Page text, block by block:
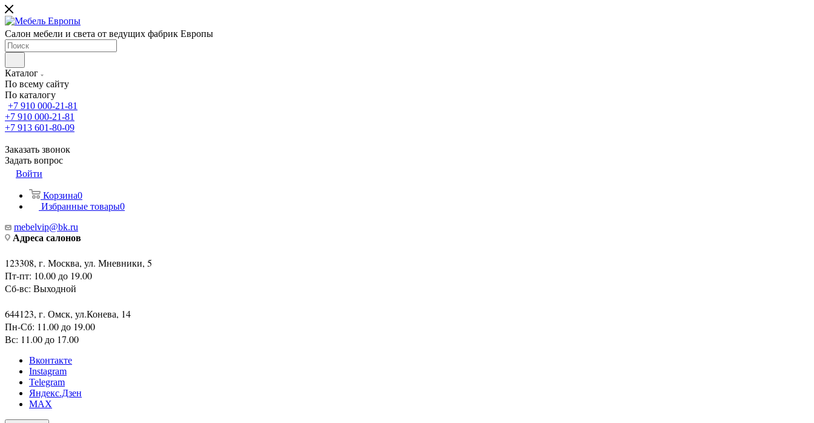
Салон мебели и света от ведущих фабрик Европы
Каталог
По всему сайту
По каталогу
+7 910 000-21-81
+7 910 000-21-81
+7 913 601-80-09
Заказать звонок
Задать вопрос
Войти
Корзина0
Избранные товары0
mebelvip@bk.ru
Адреса салонов
123308, г. Москва, ул. Мневники, 5
Пт-пт: 10.00 до 19.00
Сб-вс: Выходной
644123, г. Омск, ул.Конева, 14
Пн-Сб: 11.00 до 19.00
Вс: 11.00 до 17.00
Вконтакте
Instagram
Telegram
Яндекс.Дзен
MAX